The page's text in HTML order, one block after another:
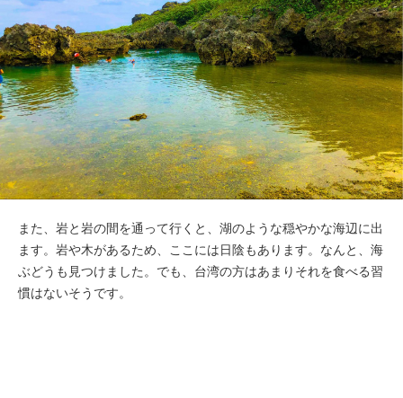
また、岩と岩の間を通って行くと、湖のような穏やかな海辺に出
ます。岩や木があるため、ここには日陰もあります。なんと、海
ぶどうも見つけました。でも、台湾の方はあまりそれを食べる習
慣はないそうです。